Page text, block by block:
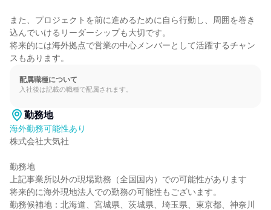
また、プロジェクトを前に進めるために自ら行動し、周囲を巻き
込んでいけるリーダーシップも大切です。
将来的には海外拠点で営業の中心メンバーとして活躍するチャン
スもあります。
配属職種について
入社後は記載の職種で配属されます。
勤務地
海外勤務可能性あり
株式会社大気社
勤務地
上記事業所以外の現場勤務（全国国内）での可能性があります
将来的に海外現地法人での勤務の可能性もございます。
勤務候補地：北海道、宮城県、茨城県、埼玉県、東京都、神奈川